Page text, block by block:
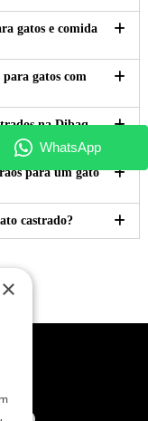
gatos e comida
gatos com
na Dibaq
para um gato
castrado?
×